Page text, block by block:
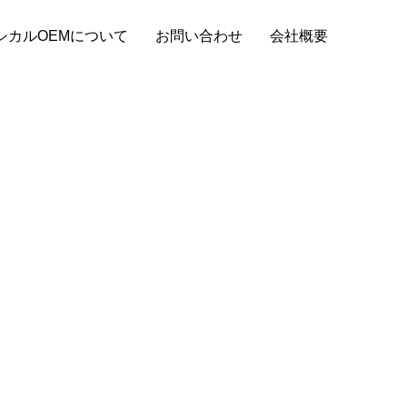
カルOEMについて お問い合わせ 会社概要